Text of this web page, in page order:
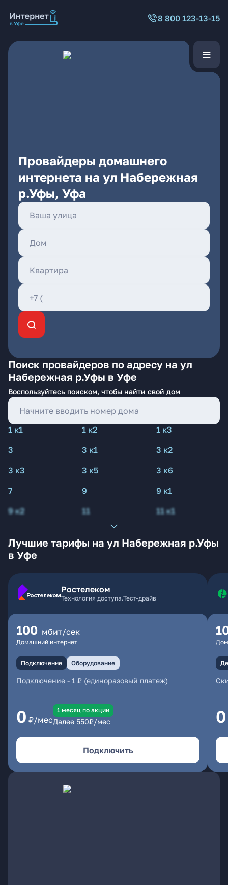
8 800 123-13-15
Провайдеры домашнего
интернета на ул Набережная
р.Уфы, Уфа
Поиск провайдеров по адресу на ул
Набережная р.Уфы в Уфе
Воспользуйтесь поиском, чтобы найти свой дом
1 к1 1 к2
1 к3
3
3 к1
3 к2
3 к3
3 к5
3 к6
7
9
9 к1
9 к2
11 11 к1
Лучшие тарифы на ул Набережная р.Уфы
в Уфе
Ростелеком
Технология доступа.Тест-драйв
100 мбит/сек
Домашний интернет
Подключение Оборудование
Подключение - 1 ₽ (единоразовый платеж)
0 ₽/мес
1 месяц по акции
Далее 550₽/мес
Подключить
0